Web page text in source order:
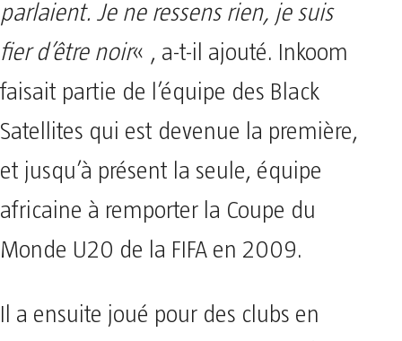
parlaient. Je ne ressens rien, je suis
fier d’être noir« , a-t-il ajouté. Inkoom
faisait partie de l’équipe des Black
Satellites qui est devenue la première,
et jusqu’à présent la seule, équipe
africaine à remporter la Coupe du
Monde U20 de la FIFA en 2009.
Il a ensuite joué pour des clubs en